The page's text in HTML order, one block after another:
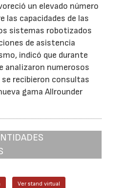
un elevado número
las capacidades de las
sistemas robotizados
de asistencia
indicó que durante
analizaron numerosos
recibieron consultas
gama Allrounder
Ver stand virtual